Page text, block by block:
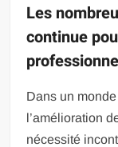
Les
continue
Dans un
l’amélioration
nécessité